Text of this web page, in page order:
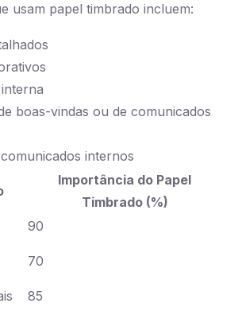
usam papel timbrado incluem:
boas-vindas ou de comunicados
internos
Importância do Papel
Timbrado (%)
90
70
85